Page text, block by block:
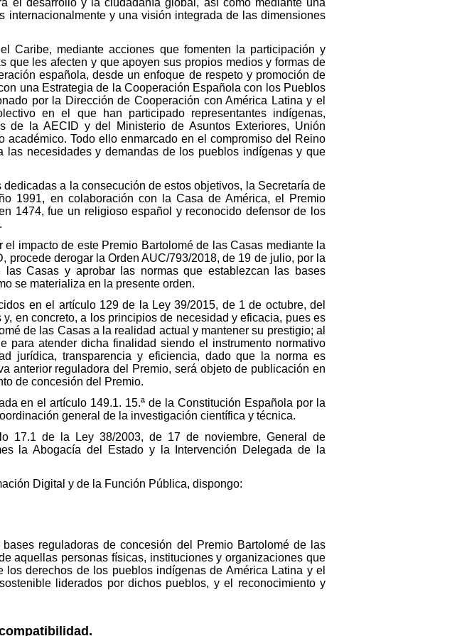
el desarrollo y la ciudadanía global, así como mediante una
y una visión integrada de las dimensiones
Caribe, mediante acciones que fomenten la participación y
les afecten y que apoyen sus propios medios y formas de
española, desde un enfoque de respeto y promoción de
una Estrategia de la Cooperación Española con los Pueblos
por la Dirección de Cooperación con América Latina y el
en el que han participado representantes indígenas,
de la AECID y del Ministerio de Asuntos Exteriores, Unión
Todo ello enmarcado en el compromiso del Reino
necesidades y demandas de los pueblos indígenas y que
a la consecución de estos objetivos, la Secretaría de
1991, en colaboración con la Casa de América, el Premio
1474, fue un religioso español y reconocido defensor de los
impacto de este Premio Bartolomé de las Casas mediante la
derogar la Orden AUC/793/2018, de 19 de julio, por la
Casas y aprobar las normas que establezcan las bases
se materializa en la presente orden.
en el artículo 129 de la Ley 39/2015, de 1 de octubre, del
en concreto, a los principios de necesidad y eficacia, pues es
de las Casas a la realidad actual y mantener su prestigio; al
para atender dicha finalidad siendo el instrumento normativo
jurídica, transparencia y eficiencia, dado que la norma es
anterior reguladora del Premio, será objeto de publicación en
de concesión del Premio.
en el artículo 149.1. 15.ª de la Constitución Española por la
general de la investigación científica y técnica.
17.1 de la Ley 38/2003, de 17 de noviembre, General de
la Abogacía del Estado y la Intervención Delegada de la
Digital y de la Función Pública, dispongo:
reguladoras de concesión del Premio Bartolomé de las
aquellas personas físicas, instituciones y organizaciones que
derechos de los pueblos indígenas de América Latina y el
liderados por dichos pueblos, y el reconocimiento y